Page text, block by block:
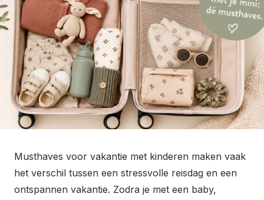
o
n
Musthaves voor vakantie met kinderen maken vaak
het verschil tussen een stressvolle reisdag en een
ontspannen vakantie. Zodra je met een baby,